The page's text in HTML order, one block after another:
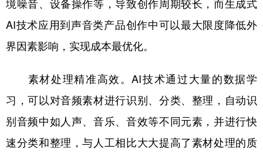
AI技术应用到声音类产品创作中可以最大限度降低外
界因素影响，实现成本最优化。
素材处理精准高效。AI技术通过大量的数据学
习，可以对音频素材进行识别、分类、整理，自动识
别音频中如人声、音乐、音效等不同元素，并进行快
速分类和整理，与人工相比大大提高了素材处理的质